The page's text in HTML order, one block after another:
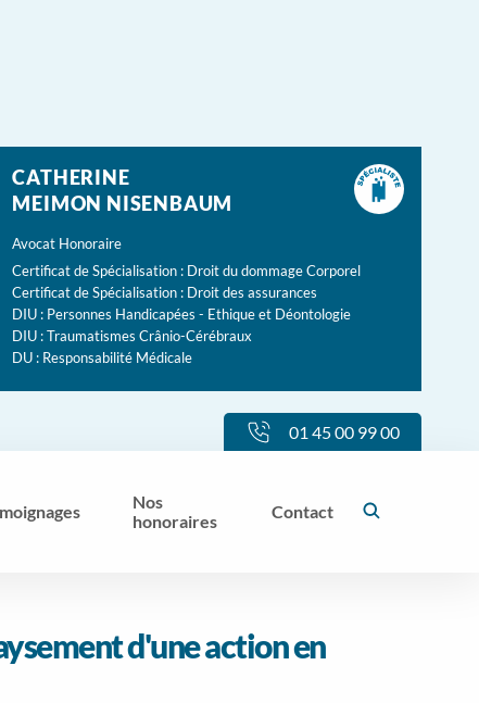
CATHERINE
MEIMON NISENBAUM
Avocat Honoraire
Certificat de Spécialisation : Droit du dommage Corporel
Certificat de Spécialisation : Droit des assurances
DIU : Personnes Handicapées - Ethique et Déontologie
DIU : Traumatismes Crânio-Cérébraux
DU : Responsabilité Médicale
01 45 00 99 00
Nos
honoraires
Contact
d'une action en